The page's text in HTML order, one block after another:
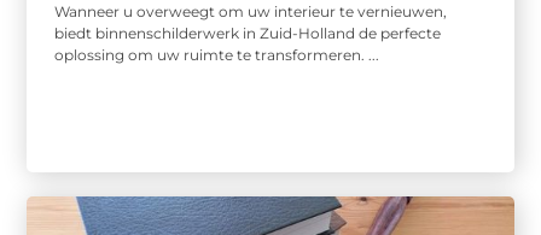
Wanneer u overweegt om uw interieur te vernieuwen,
biedt binnenschilderwerk in Zuid-Holland de perfecte
oplossing om uw ruimte te transformeren. ...